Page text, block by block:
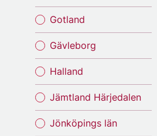
Gotland
Gävleborg
Halland
Jämtland Härjedalen
Jönköpings län